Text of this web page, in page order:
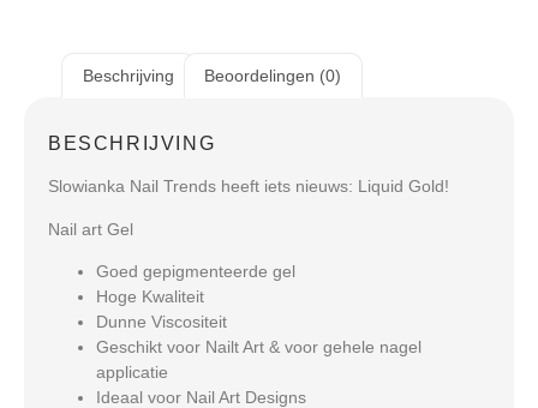
Beschrijving Beoordelingen (0)
BESCHRIJVING
Slowianka Nail Trends heeft iets nieuws: Liquid Gold!
Nail art Gel
Goed gepigmenteerde gel
Hoge Kwaliteit
Dunne Viscositeit
Geschikt voor Nailt Art & voor gehele nagel
applicatie
Ideaal voor Nail Art Designs